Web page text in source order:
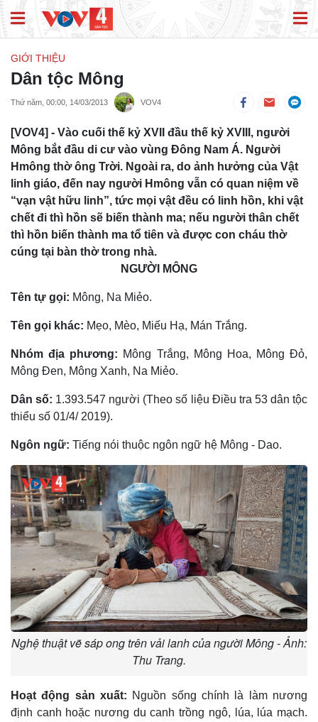
GIỚI THIỆU
Dân tộc Mông
Thứ năm, 00:00, 14/03/2013 VOV4
[VOV4] - Vào cuối thế kỷ XVII đầu thế kỷ XVIII, người
Mông bắt đầu di cư vào vùng Đông Nam Á. Người
Hmông thờ ông Trời. Ngoài ra, do ảnh hưởng của Vật
linh giáo, đến nay người Hmông vẫn có quan niệm về
“vạn vật hữu linh”, tức mọi vật đều có linh hồn, khi vật
chết đi thì hồn sẽ biến thành ma; nếu người thân chết
thì hồn biến thành ma tổ tiên và được con cháu thờ
cúng tại bàn thờ trong nhà.
NGƯỜI MÔNG
Tên tự gọi: Mông, Na Miẻo.
Tên gọi khác: Mẹo, Mèo, Miếu Hạ, Mán Trắng.
Nhóm địa phương: Mông Trắng, Mông Hoa, Mông Ðỏ,
Mông Ðen, Mông Xanh, Na Miẻo.
Dân số: 1.393.547 người (Theo số liệu Điều tra 53 dân tộc
thiểu số 01/4/ 2019).
Ngôn ngữ: Tiếng nói thuộc ngôn ngữ hệ Mông - Dao.
Nghệ thuật vẽ sáp ong trên vải lanh của người Mông - Ảnh:
Thu Trang.
Hoạt động sản xuất: Nguồn sống chính là làm nương
định canh hoặc nương du canh trồng ngô, lúa, lúa mạch.